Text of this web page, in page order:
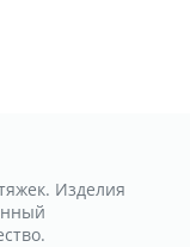
Изделия